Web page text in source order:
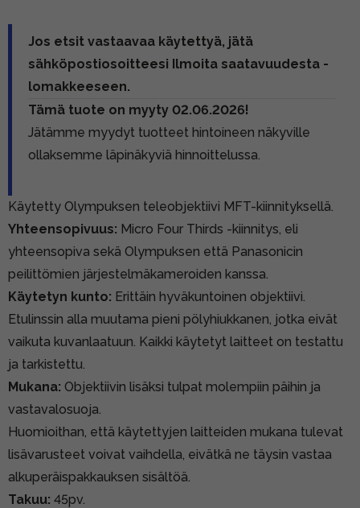
Jos etsit vastaavaa käytettyä, jätä
sähköpostiosoitteesi Ilmoita saatavuudesta -
lomakkeeseen.
Tämä tuote on myyty 02.06.2026!
Jätämme myydyt tuotteet hintoineen näkyville
ollaksemme läpinäkyviä hinnoittelussa.
Käytetty Olympuksen teleobjektiivi MFT-kiinnityksellä.
Yhteensopivuus: Micro Four Thirds -kiinnitys, eli
yhteensopiva sekä Olympuksen että Panasonicin
peilittömien järjestelmäkameroiden kanssa.
Käytetyn kunto: Erittäin hyväkuntoinen objektiivi.
Etulinssin alla muutama pieni pölyhiukkanen, jotka eivät
vaikuta kuvanlaatuun. Kaikki käytetyt laitteet on testattu
ja tarkistettu.
Mukana: Objektiivin lisäksi tulpat molempiin päihin ja
vastavalosuoja.
Huomioithan, että käytettyjen laitteiden mukana tulevat
lisävarusteet voivat vaihdella, eivätkä ne täysin vastaa
alkuperäispakkauksen sisältöä.
Takuu: 45pv.